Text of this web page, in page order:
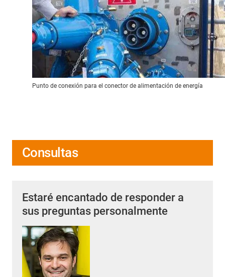
Punto de conexión para el conector de alimentación de energía
Consultas
Estaré encantado de responder a
sus preguntas personalmente